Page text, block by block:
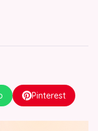
Pinterest